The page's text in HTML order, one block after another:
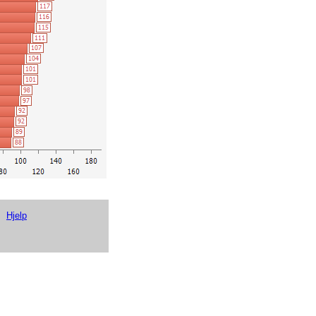
1
0
0
0
0,0
5,6
0,9
1,2
1,3
1,0
1,9
1,4
13,9
1,8
1,0
0,9
0,8
Hjelp